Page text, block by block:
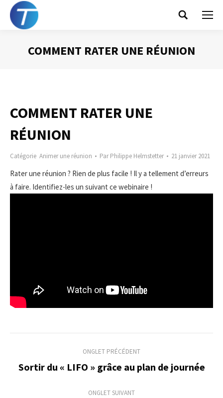
Search:
COMMENT RATER UNE RÉUNION
COMMENT RATER UNE
RÉUNION
Catégorie Animer une réunion ParPhilippe Helmstetter 21 janvier 2021
Rater une réunion ? Rien de plus facile ! Il y a tellement d’erreurs
à faire. Identifiez-les un suivant ce webinaire !
de
commentaire
ONGLET PRÉCÉDENT
Onglet
Sortir du « LIFO » grâce au plan de journée
ONGLET SUIVANT